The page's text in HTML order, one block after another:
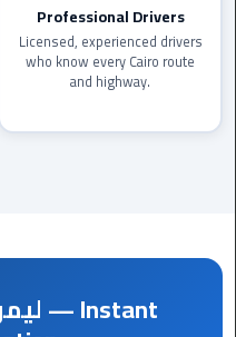
Dahab
Limousine
Professional Drivers
Licensed, experienced drivers
who know every Cairo route
and highway.